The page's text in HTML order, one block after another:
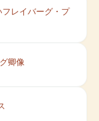
レイバーグ・プ
卿像